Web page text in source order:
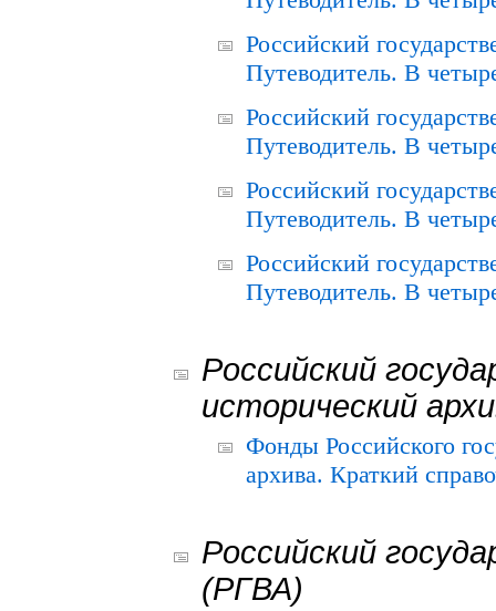
Российский
Путеводитель. В
Российский
Путеводитель. В
Российский
Путеводитель. В
Российский
Путеводитель. В
Российский
исторический
Фонды Российского
архива. Краткий
Российский
(РГВА)